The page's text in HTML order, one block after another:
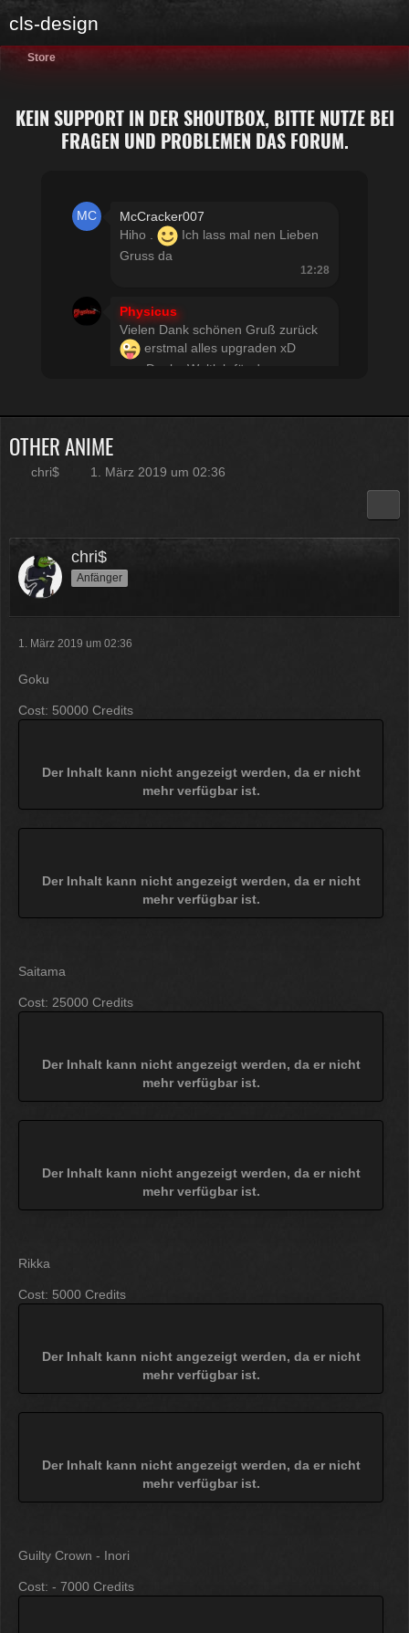
cls-design
Store
KEIN SUPPORT IN DER SHOUTBOX, BITTE NUTZE BEI
FRAGEN UND PROBLEMEN DAS FORUM.
McCracker007
Hiho .
Ich lass mal nen Lieben
Gruss da
12:28
Physicus
Vielen Dank schönen Gruß zurück
erstmal alles upgraden xD
usw Danke Woltlab für den
Twitch-Box 6.2.0 in Arbeit
Muss ich auch alles machen .
zusammen was ich auftreiben
Plugins haben und dann noch mal
65 für Forum Update.
Ja bei mir sind es 130 € für
ätzend, wie schnell alles
einem aus der Tasche gezogen
wird
Ja das ist echt wild. Vor allem
wenn man innerhalb 2 Jahre das
Forum Update kauft kostet es nur
OTHER ANIME
chri$ 1. März 2019 um 02:36
chri$
Anfänger
1. März 2019 um 02:36
Goku
Cost: 50000 Credits
Der Inhalt kann nicht angezeigt werden, da er nicht
mehr verfügbar ist.
Der Inhalt kann nicht angezeigt werden, da er nicht
mehr verfügbar ist.
Saitama
Cost: 25000 Credits
Der Inhalt kann nicht angezeigt werden, da er nicht
mehr verfügbar ist.
Der Inhalt kann nicht angezeigt werden, da er nicht
mehr verfügbar ist.
Rikka
Cost: 5000 Credits
Der Inhalt kann nicht angezeigt werden, da er nicht
mehr verfügbar ist.
Der Inhalt kann nicht angezeigt werden, da er nicht
mehr verfügbar ist.
Guilty Crown - Inori
Cost: - 7000 Credits